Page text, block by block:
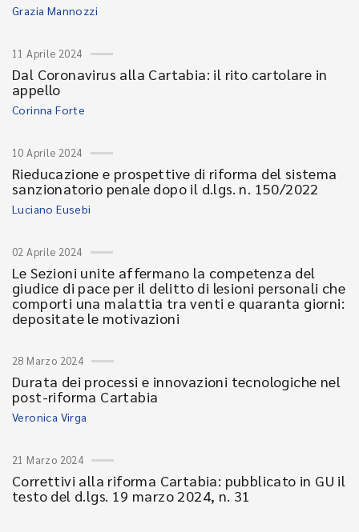
Grazia Mannozzi
11 Aprile 2024
Dal Coronavirus alla Cartabia: il rito cartolare in
appello
Corinna Forte
10 Aprile 2024
Rieducazione e prospettive di riforma del sistema
sanzionatorio penale dopo il d.lgs. n. 150/2022
Luciano Eusebi
02 Aprile 2024
Le Sezioni unite affermano la competenza del
giudice di pace per il delitto di lesioni personali che
comporti una malattia tra venti e quaranta giorni:
depositate le motivazioni
28 Marzo 2024
Durata dei processi e innovazioni tecnologiche nel
post-riforma Cartabia
Veronica Virga
21 Marzo 2024
Correttivi alla riforma Cartabia: pubblicato in GU il
testo del d.lgs. 19 marzo 2024, n. 31